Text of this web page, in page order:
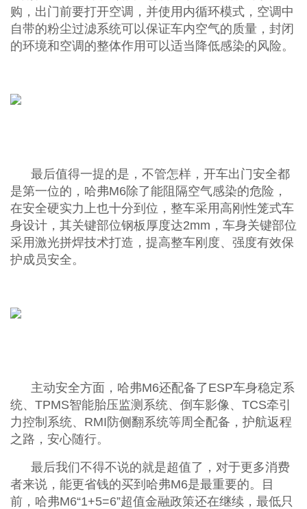
购，出门前要打开空调，并使用内循环模式，空调中
自带的粉尘过滤系统可以保证车内空气的质量，封闭
的环境和空调的整体作用可以适当降低感染的风险。
最后值得一提的是，不管怎样，开车出门安全都
是第一位的，哈弗M6除了能阻隔空气感染的危险，
在安全硬实力上也十分到位，整车采用高刚性笼式车
身设计，其关键部位钢板厚度达2mm，车身关键部位
采用激光拼焊技术打造，提高整车刚度、强度有效保
护成员安全。
主动安全方面，哈弗M6还配备了ESP车身稳定系
统、TPMS智能胎压监测系统、倒车影像、TCS牵引
力控制系统、RMI防侧翻系统等周全配备，护航返程
之路，安心随行。
最后我们不得不说的就是超值了，对于更多消费
者来说，能更省钱的买到哈弗M6是最重要的。目
前，哈弗M6“1+5=6”超值金融政策还在继续，最低只